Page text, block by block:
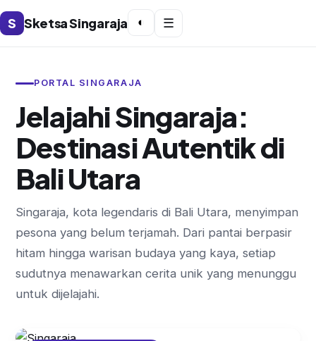
S Sketsa Singaraja ◐ ☰
PORTAL SINGARAJA
Jelajahi Singaraja:
Destinasi Autentik di
Bali Utara
Singaraja, kota legendaris di Bali Utara, menyimpan
pesona yang belum terjamah. Dari pantai berpasir
hitam hingga warisan budaya yang kaya, setiap
sudutnya menawarkan cerita unik yang menunggu
untuk dijelajahi.